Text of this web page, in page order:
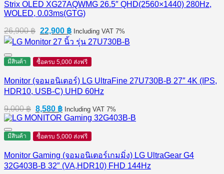
Strix OLED XG27AQWMG 26.5″ QHD(2560×1440) 280Hz,
WOLED, 0.03ms(GTG)
26,900฿ Original
price
was:
26,900 ฿.
22,900 ฿Current
price
is:
22,900 ฿.
Including VAT 7%
มีสินค้า ซื้อครบ 5,000 ส่งฟรี
Monitor (จอมอนิเตอร์) LG UltraFine 27U730B-B 27″ 4K (IPS,
HDR10, USB-C) UHD 60Hz
9,000฿ Original
price
9,000 ฿.
8,580 ฿Current
price
8,580 ฿.
Including VAT 7%
มีสินค้า ซื้อครบ 5,000 ส่งฟรี
Monitor Gaming (จอมอนิเตอร์เกมมิ่ง) LG UltraGear G4
32G403B-B 32″ (VA,HDR10) FHD 144Hz